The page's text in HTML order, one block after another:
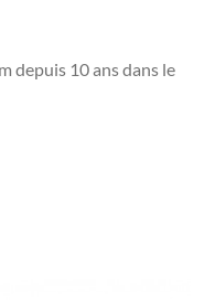
depuis 10 ans dans le